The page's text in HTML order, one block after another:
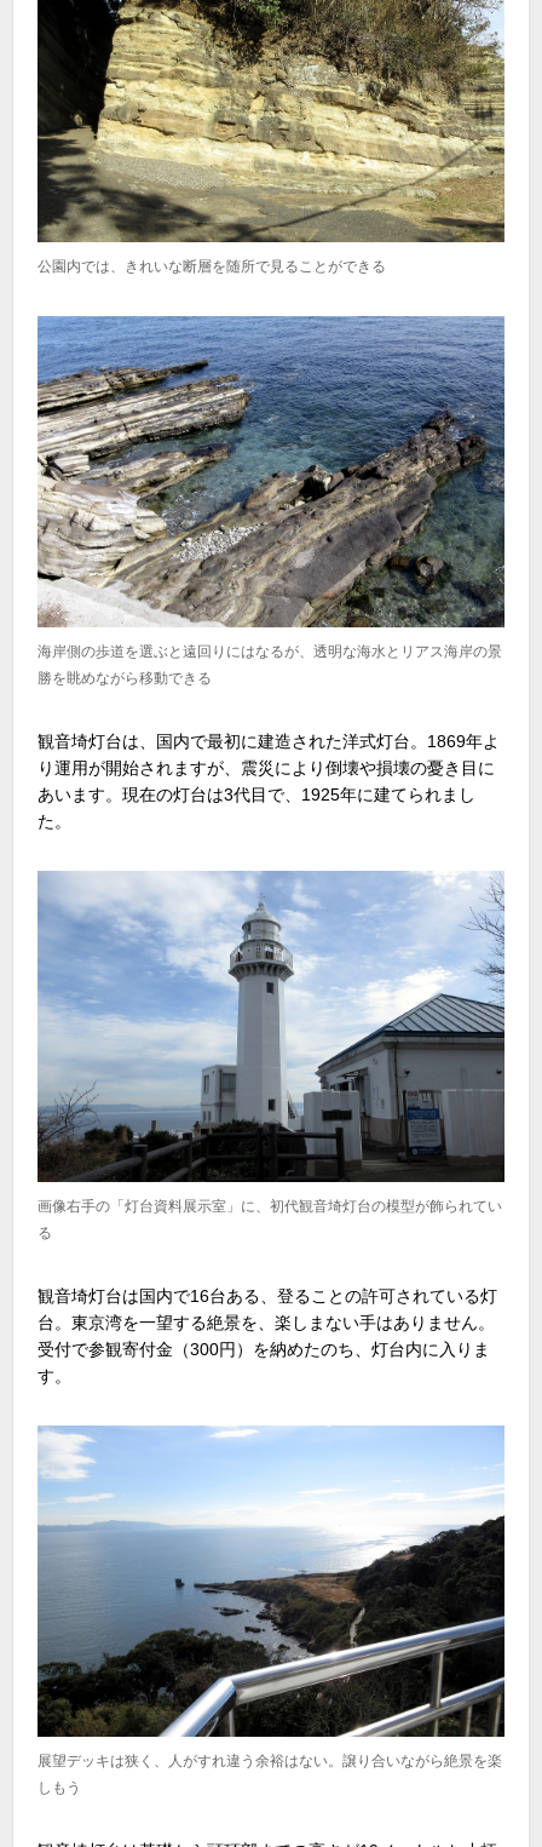
公園内では、きれいな断層を随所で見ることができる
海岸側の歩道を選ぶと遠回りにはなるが、透明な海水とリアス海岸の景
勝を眺めながら移動できる
観音埼灯台は、国内で最初に建造された洋式灯台。1869年よ
り運用が開始されますが、震災により倒壊や損壊の憂き目に
あいます。現在の灯台は3代目で、1925年に建てられまし
た。
画像右手の「灯台資料展示室」に、初代観音埼灯台の模型が飾られてい
る
観音埼灯台は国内で16台ある、登ることの許可されている灯
台。東京湾を一望する絶景を、楽しまない手はありません。
受付で参観寄付金（300円）を納めたのち、灯台内に入りま
す。
展望デッキは狭く、人がすれ違う余裕はない。譲り合いながら絶景を楽
しもう